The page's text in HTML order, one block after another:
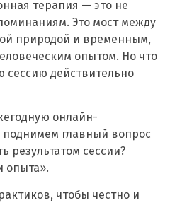
терапия — это не
Это мост между
природой и временным,
опытом. Но что
сессию действительно
онлайн-
главный вопрос
результатом сессии?
опыта».
чтобы честно и